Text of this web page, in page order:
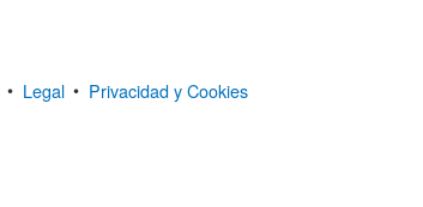
El manual original del Legend of
• Legal • Privacidad y Cookies